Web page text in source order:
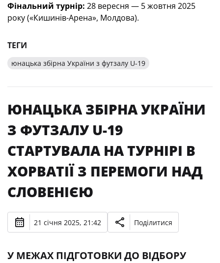
Фінальний турнір: 28 вересня — 5 жовтня 2025
року («Кишинів-Арена», Молдова).
ТЕГИ
юнацька збірна України з футзалу U-19
ЮНАЦЬКА ЗБІРНА УКРАЇНИ
З ФУТЗАЛУ U-19
СТАРТУВАЛА НА ТУРНІРІ В
ХОРВАТІЇ З ПЕРЕМОГИ НАД
СЛОВЕНІЄЮ
21 січня 2025, 21:42 Поділитися
У МЕЖАХ ПІДГОТОВКИ ДО ВІДБОРУ